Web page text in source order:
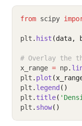
from scipy
plt . hist (data,
# Overlay the
x_range = np.
plt . plot
plt . legend ()
plt . title(
plt . show()